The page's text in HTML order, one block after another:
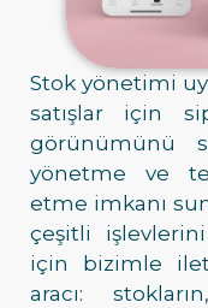
Stok yönetimi
satışlar için
görünümünü
yönetme ve
etme imkanı
çeşitli
için bizimle
aracı: